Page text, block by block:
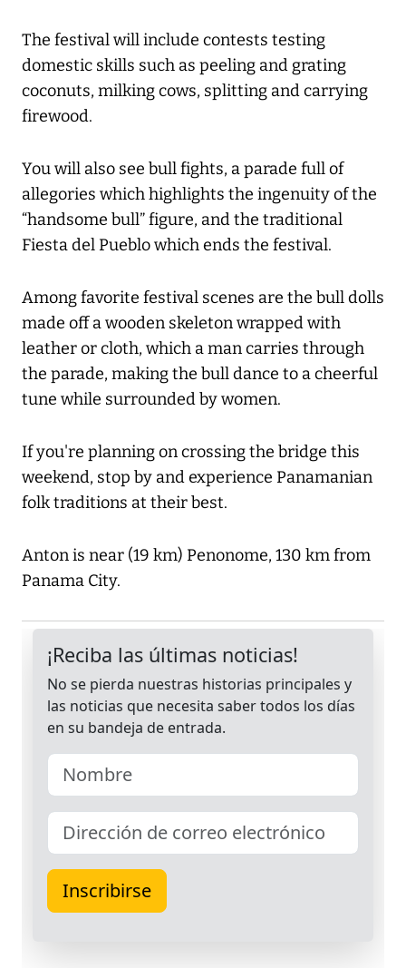
The festival will include contests testing
domestic skills such as peeling and grating
coconuts, milking cows, splitting and carrying
firewood.
You will also see bull fights, a parade full of
allegories which highlights the ingenuity of the
“handsome bull” figure, and the traditional
Fiesta del Pueblo which ends the festival.
Among favorite festival scenes are the bull dolls
made off a wooden skeleton wrapped with
leather or cloth, which a man carries through
the parade, making the bull dance to a cheerful
tune while surrounded by women.
If you're planning on crossing the bridge this
weekend, stop by and experience Panamanian
folk traditions at their best.
Anton is near (19 km) Penonome, 130 km from
Panama City.